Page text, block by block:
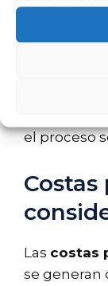
es
el proceso
Costas
Las costas
se generan